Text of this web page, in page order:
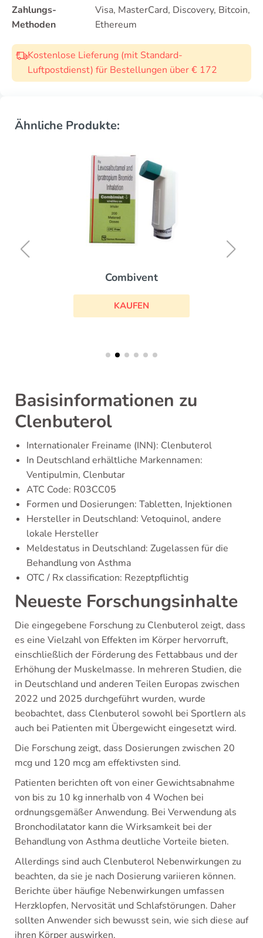
Zahlungs-
Methoden
Visa, MasterCard, Discovery, Bitcoin,
Ethereum
Kostenlose Lieferung (mit Standard-
Luftpostdienst) für Bestellungen über € 172
Ähnliche Produkte:
Combivent
KAUFEN
Basisinformationen zu
Clenbuterol
Internationaler Freiname (INN): Clenbuterol
In Deutschland erhältliche Markennamen:
Ventipulmin, Clenbutar
ATC Code: R03CC05
Formen und Dosierungen: Tabletten, Injektionen
Hersteller in Deutschland: Vetoquinol, andere
lokale Hersteller
Meldestatus in Deutschland: Zugelassen für die
Behandlung von Asthma
OTC / Rx classification: Rezeptpflichtig
Neueste Forschungsinhalte
Die eingegebene Forschung zu Clenbuterol zeigt, dass
es eine Vielzahl von Effekten im Körper hervorruft,
einschließlich der Förderung des Fettabbaus und der
Erhöhung der Muskelmasse. In mehreren Studien, die
in Deutschland und anderen Teilen Europas zwischen
2022 und 2025 durchgeführt wurden, wurde
beobachtet, dass Clenbuterol sowohl bei Sportlern als
auch bei Patienten mit Übergewicht eingesetzt wird.
Die Forschung zeigt, dass Dosierungen zwischen 20
mcg und 120 mcg am effektivsten sind.
Patienten berichten oft von einer Gewichtsabnahme
von bis zu 10 kg innerhalb von 4 Wochen bei
ordnungsgemäßer Anwendung. Bei Verwendung als
Bronchodilatator kann die Wirksamkeit bei der
Behandlung von Asthma deutliche Vorteile bieten.
Allerdings sind auch Clenbuterol Nebenwirkungen zu
beachten, da sie je nach Dosierung variieren können.
Berichte über häufige Nebenwirkungen umfassen
Herzklopfen, Nervosität und Schlafstörungen. Daher
sollten Anwender sich bewusst sein, wie sich diese auf
ihren Körper auswirken.